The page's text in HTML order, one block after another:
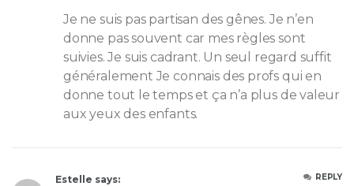
Je ne suis pas partisan des gênes. Je n’en
donne pas souvent car mes règles sont
suivies. Je suis cadrant. Un seul regard suffit
généralement Je connais des profs qui en
donne tout le temps et ça n’a plus de valeur
aux yeux des enfants.
Estelle says:
REPLY